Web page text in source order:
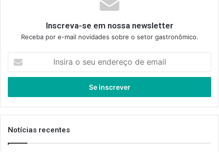
Inscreva-se em nossa newsletter
Receba por e-mail novidades sobre o setor gastronômico.
seu
de
email
Notícias recentes